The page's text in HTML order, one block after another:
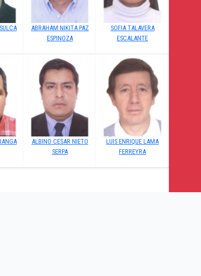
ABRAHAM NIKITA PAZ
ESPINOZA
SOFIA TALAVERA
ESCALANTE
ALBINO CESAR NIETO
SERPA
LUIS ENRIQUE LAMA
FERREYRA